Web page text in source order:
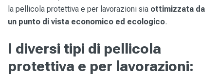
la pellicola protettiva e per lavorazioni sia ottimizzata da
un punto di vista economico ed ecologico.
I diversi tipi di pellicola
protettiva e per lavorazioni: